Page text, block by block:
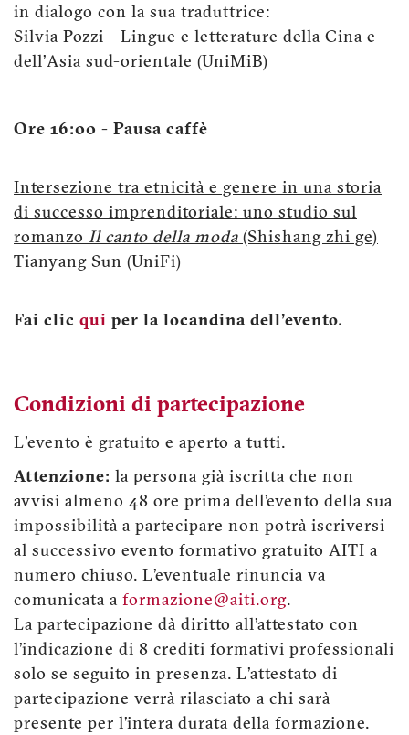
in dialogo con la sua traduttrice:
Silvia Pozzi - Lingue e letterature della Cina e
dell’Asia sud-orientale (UniMiB)
Ore 16:00 - Pausa caffè
Intersezione tra etnicità e genere in una storia
di successo imprenditoriale: uno studio sul
romanzo Il canto della moda (Shishang zhi ge)
Tianyang Sun (UniFi)
Fai clic qui per la locandina dell'evento.
Condizioni di partecipazione
L'evento è gratuito e aperto a tutti.
Attenzione: la persona già iscritta che non
avvisi almeno 48 ore prima dell’evento della sua
impossibilità a partecipare non potrà iscriversi
al successivo evento formativo gratuito AITI a
numero chiuso. L’eventuale rinuncia va
comunicata a formazione@aiti.org.
La partecipazione dà diritto all’attestato con
l’indicazione di 8 crediti formativi professionali
solo se seguito in presenza. L’attestato di
partecipazione verrà rilasciato a chi sarà
presente per l’intera durata della formazione.